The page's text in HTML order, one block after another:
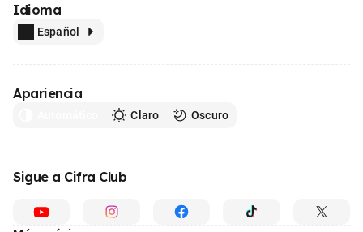
Idioma
Español
Apariencia
Claro Oscuro
Sigue a Cifra Club